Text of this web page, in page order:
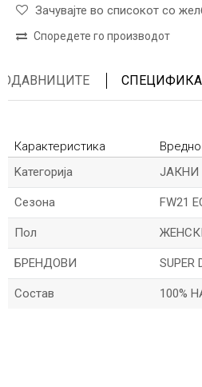
Зачувајте во списокот со
Споредете го производот
Карактеристика
Kатегорија
ЈАКНИ
Сезона FW21
Пол
БРЕНДОВИ SUPER
Состав 100%